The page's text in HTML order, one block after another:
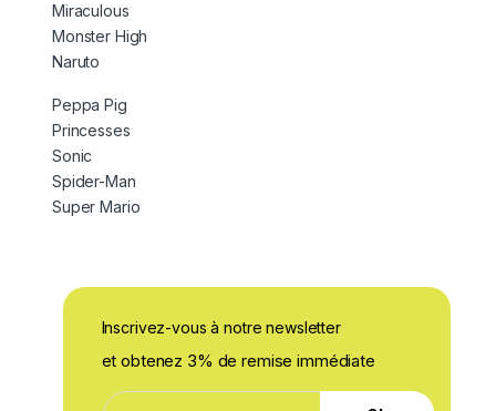
Miraculous
Monster High
Naruto
Peppa Pig
Princesses
Sonic
Spider-Man
Super Mario
Inscrivez-vous à notre newsletter
et obtenez 3% de remise immédiate
*E